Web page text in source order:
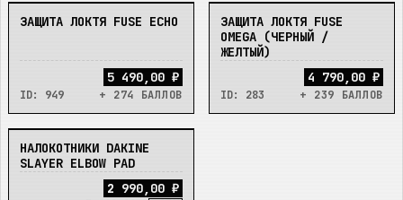
НЕТ
ЗАЩИТА ЛОКТЯ FUSE ECHO
ID: 949
5 490,00 ₽
+ 274 БАЛЛОВ
НЕТ
ЗАЩИТА ЛОКТЯ FUSE
OMEGA (ЧЕРНЫЙ /
ЖЕЛТЫЙ)
ID: 283
4 790,00 ₽
+ 239 БАЛЛОВ
НЕТ
НАЛОКОТНИКИ DAKINE
SLAYER ELBOW PAD
2 990,00 ₽